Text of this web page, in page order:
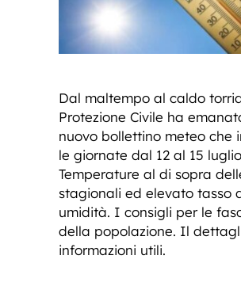
Dal maltempo al caldo
Protezione Civile ha
nuovo bollettino meteo che
le giornate dal 12 al 15
Temperature al di sopra
stagionali ed elevato tasso
umidità. I consigli per le
della popolazione. Il
informazioni utili.